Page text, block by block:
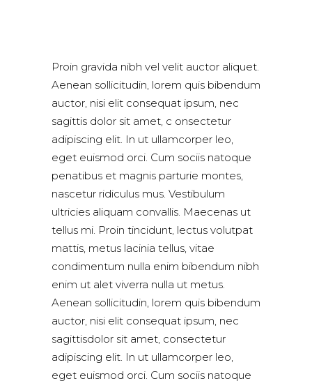
Proin gravida nibh vel velit auctor aliquet.
Aenean sollicitudin, lorem quis bibendum
auctor, nisi elit consequat ipsum, nec
sagittis dolor sit amet, c onsectetur
adipiscing elit. In ut ullamcorper leo,
eget euismod orci. Cum sociis natoque
penatibus et magnis parturie montes,
nascetur ridiculus mus. Vestibulum
ultricies aliquam convallis. Maecenas ut
tellus mi. Proin tincidunt, lectus volutpat
mattis, metus lacinia tellus, vitae
condimentum nulla enim bibendum nibh
enim ut alet viverra nulla ut metus.
Aenean sollicitudin, lorem quis bibendum
auctor, nisi elit consequat ipsum, nec
sagittisdolor sit amet, consectetur
adipiscing elit. In ut ullamcorper leo,
eget euismod orci. Cum sociis natoque